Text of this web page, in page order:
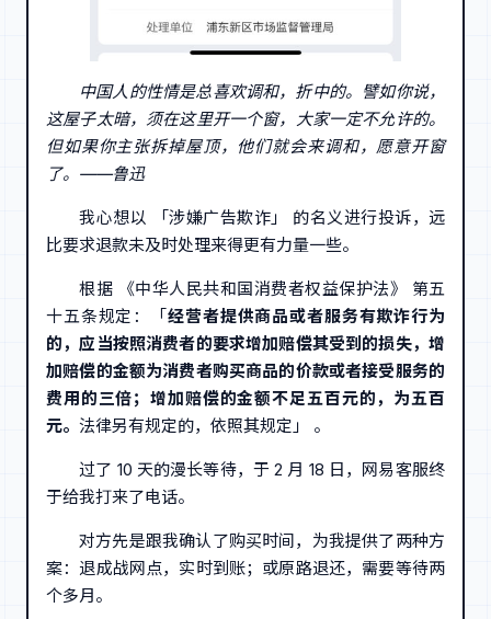
中国人的性情是总喜欢调和，折中的。譬如你说，
这屋子太暗，须在这里开一个窗，大家一定不允许的。
但如果你主张拆掉屋顶，他们就会来调和，愿意开窗
了。——鲁迅
我心想以 「涉嫌广告欺诈」 的名义进行投诉，远
比要求退款未及时处理来得更有力量一些。
根据 《中华人民共和国消费者权益保护法》 第五
十五条规定：「经营者提供商品或者服务有欺诈行为
的，应当按照消费者的要求增加赔偿其受到的损失，增
加赔偿的金额为消费者购买商品的价款或者接受服务的
费用的三倍；增加赔偿的金额不足五百元的，为五百
元。 法律另有规定的，依照其规定」 。
过了 10 天的漫长等待，于 2 月 18 日，网易客服终
于给我打来了电话。
对方先是跟我确认了购买时间，为我提供了两种方
案：退成战网点，实时到账；或原路退还，需要等待两
个多月。